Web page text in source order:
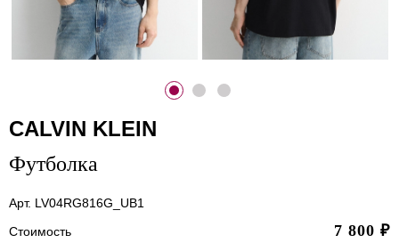
CALVIN KLEIN
Футболка
Арт. LV04RG816G_UB1
Стоимость
7 800 ₽